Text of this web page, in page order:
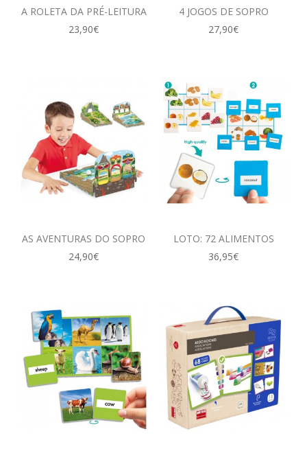
A ROLETA DA PRÉ-LEITURA
23,90€
4 JOGOS DE SOPRO
27,90€
AS AVENTURAS DO SOPRO
24,90€
LOTO: 72 ALIMENTOS
36,95€